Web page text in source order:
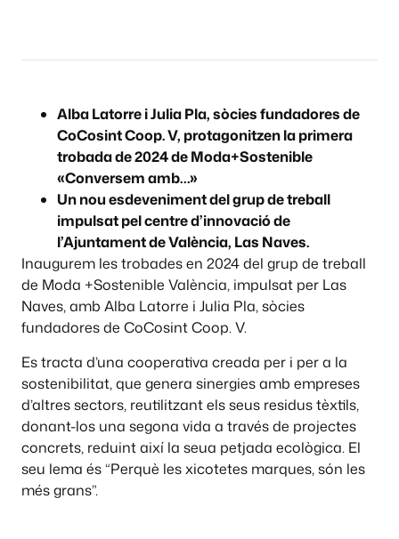
Alba Latorre i Julia Pla, sòcies fundadores de
CoCosint Coop. V, protagonitzen la primera
trobada de 2024 de Moda+Sostenible
«Conversem amb…»
Un nou esdeveniment del grup de treball
impulsat pel centre d’innovació de
l’Ajuntament de València, Las Naves.
Inaugurem les trobades en 2024 del grup de treball
de Moda +Sostenible València, impulsat per Las
Naves, amb Alba Latorre i Julia Pla, sòcies
fundadores de CoCosint Coop. V.
Es tracta d’una cooperativa creada per i per a la
sostenibilitat, que genera sinergies amb empreses
d’altres sectors, reutilitzant els seus residus tèxtils,
donant-los una segona vida a través de projectes
concrets, reduint així la seua petjada ecològica. El
seu lema és “Perquè les xicotetes marques, són les
més grans”.